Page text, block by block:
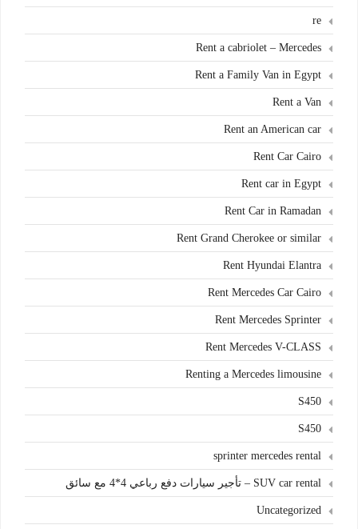
re
Rent a cabriolet – Mercedes
Rent a Family Van in Egypt
Rent a Van
Rent an American car
Rent Car Cairo
Rent car in Egypt
Rent Car in Ramadan
Rent Grand Cherokee or similar
Rent Hyundai Elantra
Rent Mercedes Car Cairo
Rent Mercedes Sprinter
Rent Mercedes V-CLASS
Renting a Mercedes limousine
S450
S450
sprinter mercedes rental
SUV car rental – تأجير سيارات دفع رباعي 4*4 مع سائق
Uncategorized